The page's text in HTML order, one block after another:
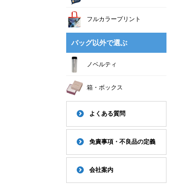
フルカラープリント
バッグ以外で選ぶ
ノベルティ
箱・ボックス
よくある質問
免責事項・不良品の定義
会社案内